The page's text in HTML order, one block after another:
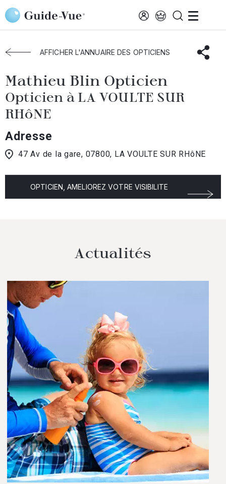
Aller au contenu principal
Accueil Choisir mon opticien
Voulte-Sur-Rhone
Mathieu Blin Opticien
AFFICHER L'ANNUAIRE DES OPTICIENS
Mathieu Blin Opticien
Opticien à LA VOULTE SUR
RHôNE
Adresse
47 Av de la gare, 07800, LA VOULTE SUR RHôNE
OPTICIEN, AMELIOREZ VOTRE VISIBILITE
Actualités